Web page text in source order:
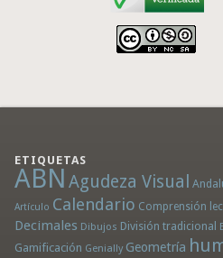
ETIQUETAS
ABN Agudeza Visual
Artículo Calendario Comprensión
Decimales Dibujos División tradicional
Gamificación Genially Geometría